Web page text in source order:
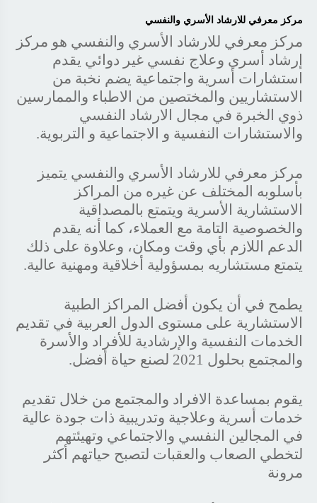
مركز معرفي للارشاد الأسري والنفسي
مركز معرفي للارشاد الأسري والنفسي هو مركز
إرشاد أسري وعلاج نفسي غير دوائي يقدم
استشارات أسرية واجتماعية يضم نخبة من
الاستشاريين والمختصين من الاطباء والممارسين
ذوي الخبرة في مجال الارشاد النفسي
والاستشارات النفسية و الاجتماعية و التربوية.
مركز معرفي للارشاد الأسري والنفسي يتميز
بأسلوبه المختلف عن غيره من المراكز
الاستشارية الأسرية ويتمتع بالمصداقية
والخصوصية التامة مع العملاء، كما أنه يقدم
الدعم اللازم بأي وقت ومكان، وعلاوة على ذلك
يتمتع مستشاريه بمسؤولية أخلاقية ومهنية عالية.
يطمح في أن يكون أفضل المراكز الطبية
الاستشارية على مستوى الدول العربية في تقديم
الخدمات النفسية والإرشادية للأفراد والأسرة
والمجتمع بحلول 2021 لصنع حياة أفضل.
يقوم بمساعدة الافراد والمجتمع من خلال تقديم
خدمات أسرية وعلاجية وتدريبية ذات جودة عالية
في المجالين النفسي والاجتماعي وتهيئتهم
لتخطي الصعاب والعقبات لتصبح حياتهم أكثر
مرونة